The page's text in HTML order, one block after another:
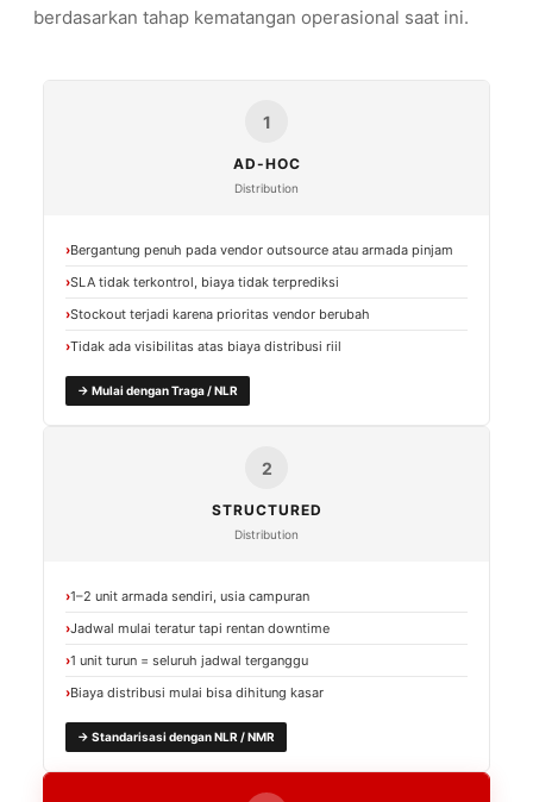
berdasarkan tahap kematangan operasional saat ini.
1
AD-HOC
Distribution
Bergantung penuh pada vendor outsource atau armada pinjam
SLA tidak terkontrol, biaya tidak terprediksi
Stockout terjadi karena prioritas vendor berubah
Tidak ada visibilitas atas biaya distribusi riil
→ Mulai dengan Traga / NLR
2
STRUCTURED
Distribution
1–2 unit armada sendiri, usia campuran
Jadwal mulai teratur tapi rentan downtime
1 unit turun = seluruh jadwal terganggu
Biaya distribusi mulai bisa dihitung kasar
→ Standarisasi dengan NLR / NMR